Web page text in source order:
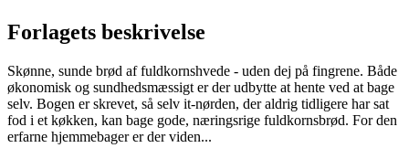
Forlagets beskrivelse
Skønne, sunde brød af fuldkornshvede - uden dej på fingrene. Både
økonomisk og sundhedsmæssigt er der udbytte at hente ved at bage
selv. Bogen er skrevet, så selv it-nørden, der aldrig tidligere har sat
fod i et køkken, kan bage gode, næringsrige fuldkornsbrød. For den
erfarne hjemmebager er der viden...